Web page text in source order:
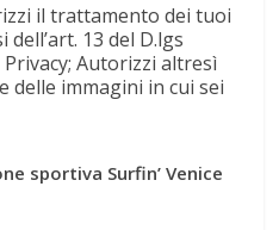
il trattamento dei tuoi
13 del D.lgs
Privacy; Autorizzi altresì
delle immagini in cui sei
sportiva Surfin’ Venice